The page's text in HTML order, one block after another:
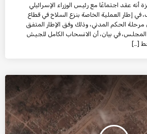
عقد اجتماعًا مع رئيس الوزراء الإسرائيلي
إطار العملية الخاصة بنزع السلاح في قطاع
مرحلة الحكم المدني، وذلك وفق الإطار المتفق
في بيان، أن الانسحاب الكامل للجيش
[…]